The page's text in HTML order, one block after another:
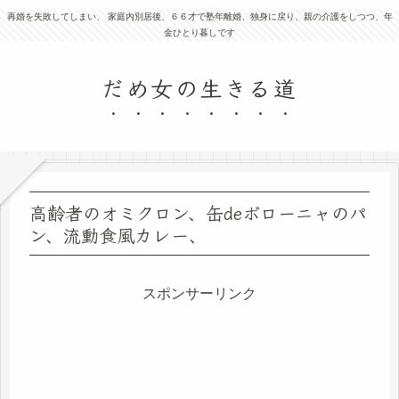
再婚を失敗してしまい、 家庭内別居後、６６才で塾年離婚、独身に戻り、親の介護をしつつ、年
金ひとり暮しです
だめ女の生きる道
高齢者のオミクロン、缶deボローニャのパ
ン、流動食風カレー、
スポンサーリンク